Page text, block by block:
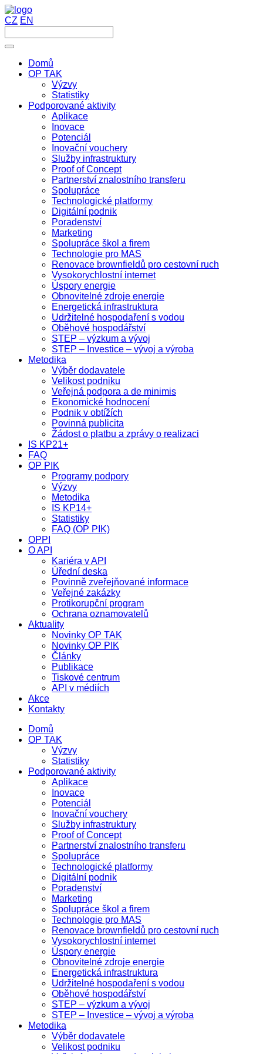
CZ EN
Domů
OP TAK
Výzvy
Statistiky
Podporované aktivity
Aplikace
Inovace
Potenciál
Inovační vouchery
Služby infrastruktury
Proof of Concept
Partnerství znalostního transferu
Spolupráce
Technologické platformy
Digitální podnik
Poradenství
Marketing
Spolupráce škol a firem
Technologie pro MAS
Renovace brownfieldů pro cestovní ruch
Vysokorychlostní internet
Úspory energie
Obnovitelné zdroje energie
Energetická infrastruktura
Udržitelné hospodaření s vodou
Oběhové hospodářství
STEP – výzkum a vývoj
STEP – Investice – vývoj a výroba
Metodika
Výběr dodavatele
Velikost podniku
Veřejná podpora a de minimis
Ekonomické hodnocení
Podnik v obtížích
Povinná publicita
Žádost o platbu a zprávy o realizaci
IS KP21+
FAQ
OP PIK
Programy podpory
Výzvy
Metodika
IS KP14+
Statistiky
FAQ (OP PIK)
OPPI
O API
Kariéra v API
Úřední deska
Povinně zveřejňované informace
Veřejné zakázky
Protikorupční program
Ochrana oznamovatelů
Aktuality
Novinky OP TAK
Novinky OP PIK
Články
Publikace
Tiskové centrum
API v médiích
Akce
Kontakty
Domů
OP TAK
Výzvy
Statistiky
Podporované aktivity
Aplikace
Inovace
Potenciál
Inovační vouchery
Služby infrastruktury
Proof of Concept
Partnerství znalostního transferu
Spolupráce
Technologické platformy
Digitální podnik
Poradenství
Marketing
Spolupráce škol a firem
Technologie pro MAS
Renovace brownfieldů pro cestovní ruch
Vysokorychlostní internet
Úspory energie
Obnovitelné zdroje energie
Energetická infrastruktura
Udržitelné hospodaření s vodou
Oběhové hospodářství
STEP – výzkum a vývoj
STEP – Investice – vývoj a výroba
Metodika
Výběr dodavatele
Velikost podniku